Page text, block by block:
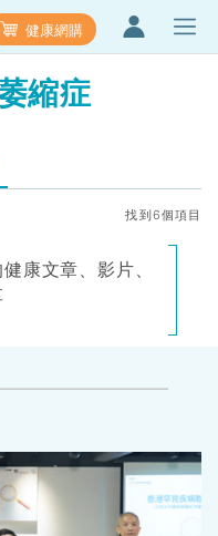
健康網購
縮症
找到6個項目
康文章、影片、